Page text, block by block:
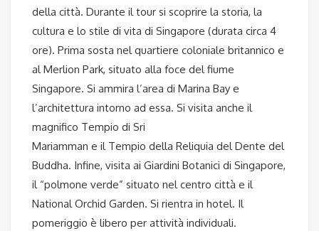
della città. Durante il tour si scoprire la storia, la
cultura e lo stile di vita di Singapore (durata circa 4
ore). Prima sosta nel quartiere coloniale britannico e
al Merlion Park, situato alla foce del fiume
Singapore. Si ammira l’area di Marina Bay e
l’architettura intorno ad essa. Si visita anche il
magnifico Tempio di Sri
Mariamman e il Tempio della Reliquia del Dente del
Buddha. Infine, visita ai Giardini Botanici di Singapore,
il “polmone verde” situato nel centro città e il
National Orchid Garden. Si rientra in hotel. Il
pomeriggio è libero per attività individuali.